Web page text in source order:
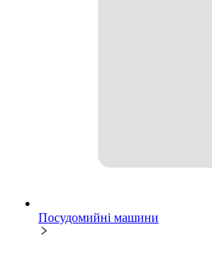
Посудомийні машини